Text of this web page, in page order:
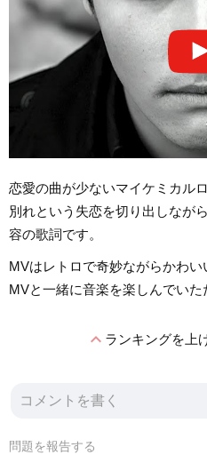
恋愛の曲が少ないマイケミカル
別れという失恋を切り出しなが
容の歌詞です。
MVはレトロで奇妙ながらかわ
MVと一緒に音楽を楽しんでいた
expand_lessランキングを上
問題を報告する